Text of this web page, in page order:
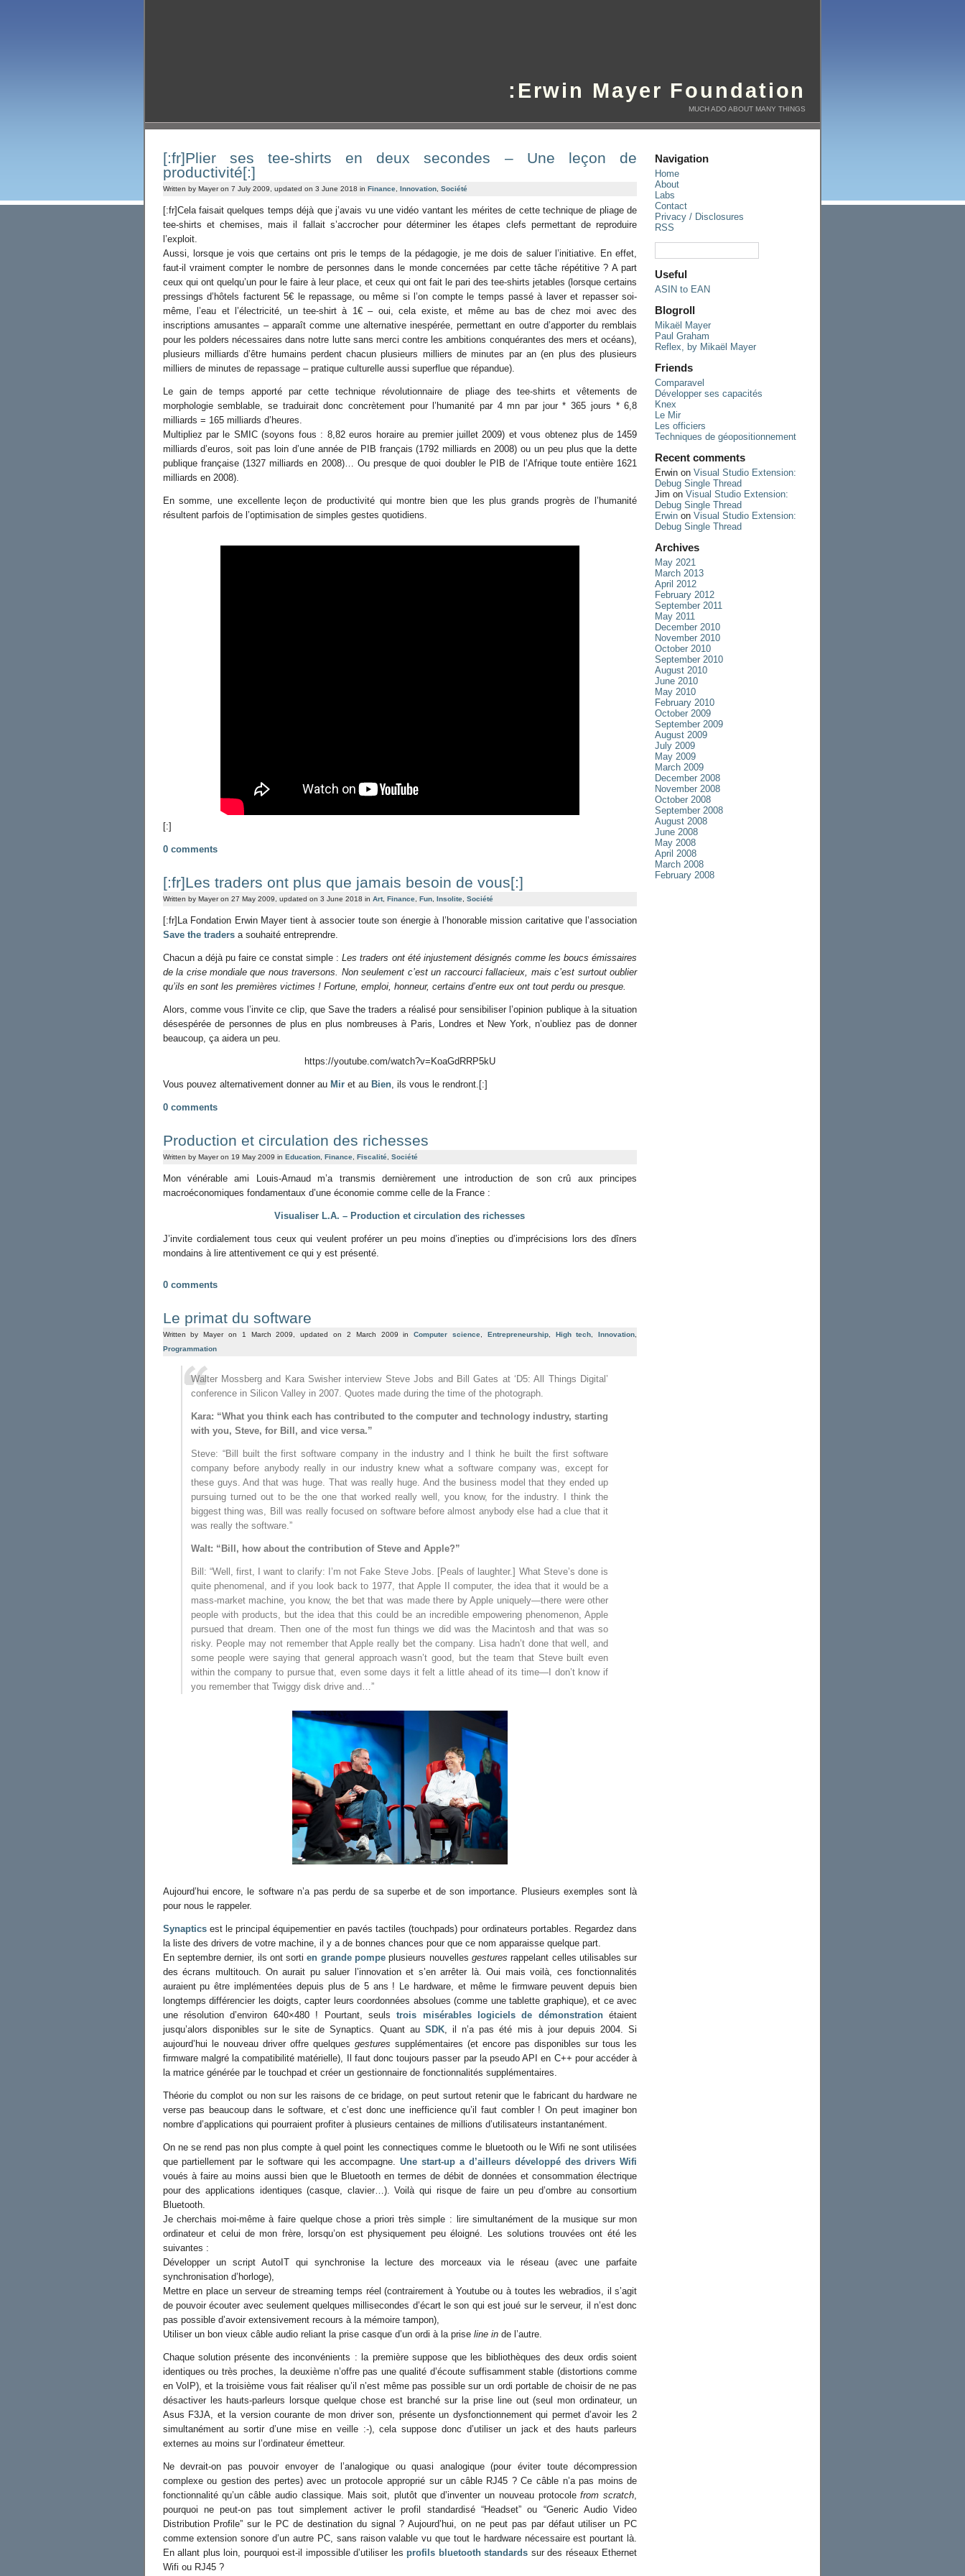
:Erwin Mayer Foundation
MUCH ADO ABOUT MANY THINGS
[:fr]Plier ses tee-shirts en deux secondes – Une leçon de
productivité[:]
Written by Mayer on 7 July 2009, updated on 3 June 2018 in Finance, Innovation, Société
[:fr]Cela faisait quelques temps déjà que j’avais vu une vidéo vantant les mérites de cette technique de pliage de
tee-shirts et chemises, mais il fallait s’accrocher pour déterminer les étapes clefs permettant de reproduire
l’exploit.
Aussi, lorsque je vois que certains ont pris le temps de la pédagogie, je me dois de saluer l’initiative. En effet,
faut-il vraiment compter le nombre de personnes dans le monde concernées par cette tâche répétitive ? A part
ceux qui ont quelqu’un pour le faire à leur place, et ceux qui ont fait le pari des tee-shirts jetables (lorsque certains
pressings d’hôtels facturent 5€ le repassage, ou même si l’on compte le temps passé à laver et repasser soi-
même, l’eau et l’électricité, un tee-shirt à 1€ – oui, cela existe, et même au bas de chez moi avec des
inscriptions amusantes – apparaît comme une alternative inespérée, permettant en outre d’apporter du remblais
pour les polders nécessaires dans notre lutte sans merci contre les ambitions conquérantes des mers et océans),
plusieurs milliards d’être humains perdent chacun plusieurs milliers de minutes par an (en plus des plusieurs
milliers de minutes de repassage – pratique culturelle aussi superflue que répandue).
Le gain de temps apporté par cette technique révolutionnaire de pliage des tee-shirts et vêtements de
morphologie semblable, se traduirait donc concrètement pour l’humanité par 4 mn par jour * 365 jours * 6,8
milliards = 165 milliards d’heures.
Multipliez par le SMIC (soyons fous : 8,82 euros horaire au premier juillet 2009) et vous obtenez plus de 1459
milliards d’euros, soit pas loin d’une année de PIB français (1792 milliards en 2008) ou un peu plus que la dette
publique française (1327 milliards en 2008)… Ou presque de quoi doubler le PIB de l’Afrique toute entière 1621
milliards en 2008).
En somme, une excellente leçon de productivité qui montre bien que les plus grands progrès de l’humanité
résultent parfois de l’optimisation de simples gestes quotidiens.
[:]
0 comments
[:fr]Les traders ont plus que jamais besoin de vous[:]
Written by Mayer on 27 May 2009, updated on 3 June 2018 in Art, Finance, Fun, Insolite, Société
[:fr]La Fondation Erwin Mayer tient à associer toute son énergie à l’honorable mission caritative que l’association
Save the tradersa souhaité entreprendre.
Chacun a déjà pu faire ce constat simple :Les traders ont été injustement désignés comme les boucs émissaires
de la crise mondiale que nous traversons. Non seulement c’est un raccourci fallacieux, mais c’est surtout oublier
qu’ils en sont les premières victimes ! Fortune, emploi, honneur, certains d’entre eux ont tout perdu ou presque.
Alors, comme vous l’invite ce clip, que Save the traders a réalisé pour sensibiliser l’opinion publique à la situation
désespérée de personnes de plus en plus nombreuses à Paris, Londres et New York, n’oubliez pas de donner
beaucoup, ça aidera un peu.
https://youtube.com/watch?v=KoaGdRRP5kU
Vous pouvez alternativement donner au Miret au Bien, ils vous le rendront.[:]
0 comments
Production et circulation des richesses
Written by Mayer on 19 May 2009 in Education, Finance, Fiscalité, Société
Mon vénérable ami Louis-Arnaud m’a transmis dernièrement une introduction de son crû aux principes
macroéconomiques fondamentaux d’une économie comme celle de la France :
Visualiser L.A. – Production et circulation des richesses
J’invite cordialement tous ceux qui veulent proférer un peu moins d’inepties ou d’imprécisions lors des dîners
mondains à lire attentivement ce qui y est présenté.
0 comments
Le primat du software
Written by Mayer on 1 March 2009, updated on 2 March 2009 inComputer science, Entrepreneurship, High tech ,Innovation
Programmation
Walter Mossberg and Kara Swisher interview Steve Jobs and Bill Gates at ‘D5: All Things Digital’
conference in Silicon Valley in 2007. Quotes made during the time of the photograph.
Kara: “What you think each has contributed to the computer and technology industry, starting
with you, Steve, for Bill, and vice versa.”
Steve: “Bill built the first software company in the industry and I think he built the first software
company before anybody really in our industry knew what a software company was, except for
these guys. And that was huge. That was really huge. And the business model that they ended up
pursuing turned out to be the one that worked really well, you know, for the industry. I think the
biggest thing was, Bill was really focused on software before almost anybody else had a clue that it
was really the software.”
Walt: “Bill, how about the contribution of Steve and Apple?”
Bill: “Well, first, I want to clarify: I’m not Fake Steve Jobs. [Peals of laughter.] What Steve’s done is
quite phenomenal, and if you look back to 1977, that Apple II computer, the idea that it would be a
mass-market machine, you know, the bet that was made there by Apple uniquely—there were other
people with products, but the idea that this could be an incredible empowering phenomenon, Apple
pursued that dream. Then one of the most fun things we did was the Macintosh and that was so
risky. People may not remember that Apple really bet the company. Lisa hadn’t done that well, and
some people were saying that general approach wasn’t good, but the team that Steve built even
within the company to pursue that, even some days it felt a little ahead of its time—I don’t know if
you remember that Twiggy disk drive and…”
Aujourd’hui encore, le software n’a pas perdu de sa superbe et de son importance. Plusieurs exemples sont là
pour nous le rappeler.
Synapticsest le principal équipementier en pavés tactiles (touchpads) pour ordinateurs portables. Regardez dans
la liste des drivers de votre machine, il y a de bonnes chances pour que ce nom apparaisse quelque part.
En septembre dernier, ils ont sortien grande pompe plusieurs nouvelles gestures rappelant celles utilisables sur
des écrans multitouch. On aurait pu saluer l’innovation et s’en arrêter là. Oui mais voilà, ces fonctionnalités
auraient pu être implémentées depuis plus de 5 ans ! Le hardware, et même le firmware peuvent depuis bien
longtemps différencier les doigts, capter leurs coordonnées absolues (comme une tablette graphique), et ce avec
une résolution d’environ 640×480 ! Pourtant, seulstrois misérables logiciels de démonstrationétaient
jusqu’alors disponibles sur le site de Synaptics. Quant au SDK, il n’a pas été mis à jour depuis 2004. Si
aujourd’hui le nouveau driver offre quelques gestures supplémentaires (et encore pas disponibles sur tous les
firmware malgré la compatibilité matérielle), Il faut donc toujours passer par la pseudo API en C++ pour accéder à
la matrice générée par le touchpad et créer un gestionnaire de fonctionnalités supplémentaires.
Théorie du complot ou non sur les raisons de ce bridage, on peut surtout retenir que le fabricant du hardware ne
verse pas beaucoup dans le software, et c’est donc une inefficience qu’il faut combler ! On peut imaginer bon
nombre d’applications qui pourraient profiter à plusieurs centaines de millions d’utilisateurs instantanément.
On ne se rend pas non plus compte à quel point les connectiques comme le bluetooth ou le Wifi ne sont utilisées
que partiellement par le software qui les accompagne.Une start-up a d’ailleurs développé des drivers Wifi
voués à faire au moins aussi bien que le Bluetooth en termes de débit de données et consommation électrique
pour des applications identiques (casque, clavier…). Voilà qui risque de faire un peu d’ombre au consortium
Bluetooth.
Je cherchais moi-même à faire quelque chose a priori très simple : lire simultanément de la musique sur mon
ordinateur et celui de mon frère, lorsqu’on est physiquement peu éloigné. Les solutions trouvées ont été les
suivantes :
Développer un script AutoIT qui synchronise la lecture des morceaux via le réseau (avec une parfaite
synchronisation d’horloge),
Mettre en place un serveur de streaming temps réel (contrairement à Youtube ou à toutes les webradios, il s’agit
de pouvoir écouter avec seulement quelques millisecondes d’écart le son qui est joué sur le serveur, il n’est donc
pas possible d’avoir extensivement recours à la mémoire tampon),
Utiliser un bon vieux câble audio reliant la prise casque d’un ordi à la prise line inde l’autre.
Chaque solution présente des inconvénients : la première suppose que les bibliothèques des deux ordis soient
identiques ou très proches, la deuxième n’offre pas une qualité d’écoute suffisamment stable (distortions comme
en VoIP), et la troisième vous fait réaliser qu’il n’est même pas possible sur un ordi portable de choisir de ne pas
désactiver les hauts-parleurs lorsque quelque chose est branché sur la prise line out (seul mon ordinateur, un
Asus F3JA, et la version courante de mon driver son, présente un dysfonctionnement qui permet d’avoir les 2
simultanément au sortir d’une mise en veille :-), cela suppose donc d’utiliser un jack et des hauts parleurs
externes au moins sur l’ordinateur émetteur.
Ne devrait-on pas pouvoir envoyer de l’analogique ou quasi analogique (pour éviter toute décompression
complexe ou gestion des pertes) avec un protocole approprié sur un câble RJ45 ? Ce câble n’a pas moins de
fonctionnalité qu’un câble audio classique. Mais soit, plutôt que d’inventer un nouveau protocolefrom scratch,
pourquoi ne peut-on pas tout simplement activer le profil standardisé “Headset” ou “Generic Audio Video
Distribution Profile” sur le PC de destination du signal ? Aujourd’hui, on ne peut pas par défaut utiliser un PC
comme extension sonore d’un autre PC, sans raison valable vu que tout le hardware nécessaire est pourtant là.
En allant plus loin, pourquoi est-il impossible d’utiliser les profils bluetooth standards sur des réseaux Ethernet
Wifi ou RJ45 ?
Navigation
Home
About
Labs
Contact
Privacy / Disclosures
RSS
Useful
ASIN to EAN
Blogroll
Mikaël Mayer
Paul Graham
Reflex, by Mikaël Mayer
Friends
Comparavel
Développer ses capacités
Knex
Le Mir
Les officiers
Techniques de géopositionnement
Recent comments
Erwin onVisual Studio Extension:
Debug Single Thread
Jim onVisual Studio Extension:
Debug Single Thread
Erwin onVisual Studio Extension:
Debug Single Thread
Archives
May 2021
March 2013
April 2012
February 2012
September 2011
May 2011
December 2010
November 2010
October 2010
September 2010
August 2010
June 2010
May 2010
February 2010
October 2009
September 2009
August 2009
July 2009
May 2009
March 2009
December 2008
November 2008
October 2008
September 2008
August 2008
June 2008
May 2008
April 2008
March 2008
February 2008